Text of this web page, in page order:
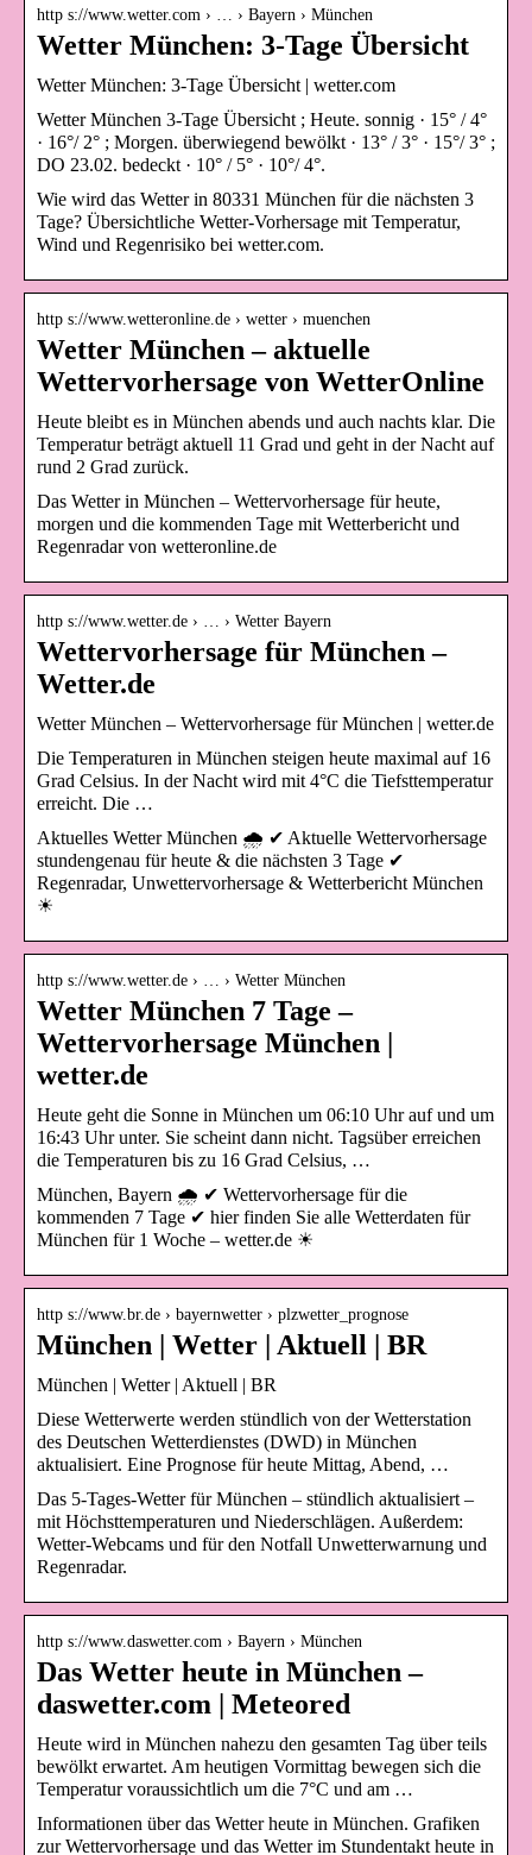
http s://www.wetter.com › … › Bayern › München
Wetter München: 3-Tage Übersicht
Wetter München: 3-Tage Übersicht | wetter.com
Wetter München 3-Tage Übersicht ; Heute. sonnig · 15° / 4°
· 16°/ 2° ; Morgen. überwiegend bewölkt · 13° / 3° · 15°/ 3° ;
DO 23.02. bedeckt · 10° / 5° · 10°/ 4°.
Wie wird das Wetter in 80331 München für die nächsten 3
Tage? Übersichtliche Wetter-Vorhersage mit Temperatur,
Wind und Regenrisiko bei wetter.com.
http s://www.wetteronline.de › wetter › muenchen
Wetter München – aktuelle
Wettervorhersage von WetterOnline
Heute bleibt es in München abends und auch nachts klar. Die
Temperatur beträgt aktuell 11 Grad und geht in der Nacht auf
rund 2 Grad zurück.
Das Wetter in München – Wettervorhersage für heute,
morgen und die kommenden Tage mit Wetterbericht und
Regenradar von wetteronline.de
http s://www.wetter.de › … › Wetter Bayern
Wettervorhersage für München –
Wetter.de
Wetter München – Wettervorhersage für München | wetter.de
Die Temperaturen in München steigen heute maximal auf 16
Grad Celsius. In der Nacht wird mit 4°C die Tiefsttemperatur
erreicht. Die …
Aktuelles Wetter München 🌧️ ✔ Aktuelle Wettervorhersage
stundengenau für heute & die nächsten 3 Tage ✔
Regenradar, Unwettervorhersage & Wetterbericht München
☀
http s://www.wetter.de › … › Wetter München
Wetter München 7 Tage –
Wettervorhersage München |
wetter.de
Heute geht die Sonne in München um 06:10 Uhr auf und um
16:43 Uhr unter. Sie scheint dann nicht. Tagsüber erreichen
die Temperaturen bis zu 16 Grad Celsius, …
München, Bayern 🌧️ ✔ Wettervorhersage für die
kommenden 7 Tage ✔ hier finden Sie alle Wetterdaten für
München für 1 Woche – wetter.de ☀
http s://www.br.de › bayernwetter › plzwetter_prognose
München | Wetter | Aktuell | BR
München | Wetter | Aktuell | BR
Diese Wetterwerte werden stündlich von der Wetterstation
des Deutschen Wetterdienstes (DWD) in München
aktualisiert. Eine Prognose für heute Mittag, Abend, …
Das 5-Tages-Wetter für München – stündlich aktualisiert –
mit Höchsttemperaturen und Niederschlägen. Außerdem:
Wetter-Webcams und für den Notfall Unwetterwarnung und
Regenradar.
http s://www.daswetter.com › Bayern › München
Das Wetter heute in München –
daswetter.com | Meteored
Heute wird in München nahezu den gesamten Tag über teils
bewölkt erwartet. Am heutigen Vormittag bewegen sich die
Temperatur voraussichtlich um die 7°C und am …
Informationen über das Wetter heute in München. Grafiken
zur Wettervorhersage und das Wetter im Stundentakt heute in